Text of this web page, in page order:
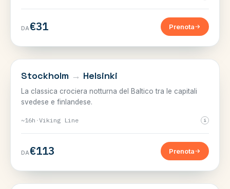
DA€31 Prenota
SVEZIA–FINLANDIA
Stockholm → Helsinki
La classica crociera notturna del Baltico tra le capitali
svedese e finlandese.
~16h ·Viking Line i
DA€113 Prenota